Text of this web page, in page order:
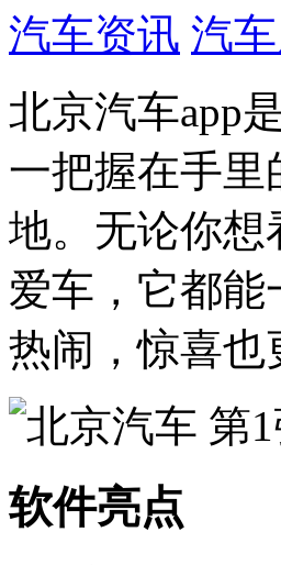
汽车资讯 汽
北京汽车app
一把握在手
地。无论你想
爱车，它都
热闹，惊喜也
软件亮点